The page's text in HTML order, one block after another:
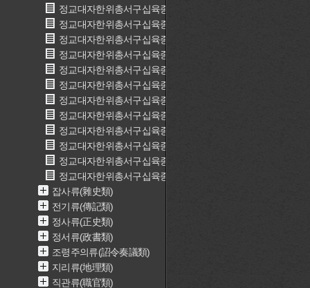
정교대자한위총서구십육종 21(精校大字漢魏叢書九十六種 21)
정교대자한위총서구십육종 22(精校大字漢魏叢書九十六種 22)
정교대자한위총서구십육종 23(精校大字漢魏叢書九十六種 23)
정교대자한위총서구십육종 24(精校大字漢魏叢書九十六種 24)
정교대자한위총서구십육종 25(精校大字漢魏叢書九十六種 25)
정교대자한위총서구십육종 26(精校大字漢魏叢書九十六種 26)
정교대자한위총서구십육종 27(精校大字漢魏叢書九十六種 27)
정교대자한위총서구십육종 28(精校大字漢魏叢書九十六種 28)
정교대자한위총서구십육종 29(精校大字漢魏叢書九十六種 29)
정교대자한위총서구십육종 30(精校大字漢魏叢書九十六種 30)
정교대자한위총서구십육종 31(精校大字漢魏叢書九十六種 31)
정교대자한위총서구십육종 32(精校大字漢魏叢書九十六種 32)
잡사류(雜史類)
전기류(傳記類)
정사류(正史類)
정서류(政書類)
조령주의류(詔令奏議類)
지리류(地理類)
직관류(職官類)